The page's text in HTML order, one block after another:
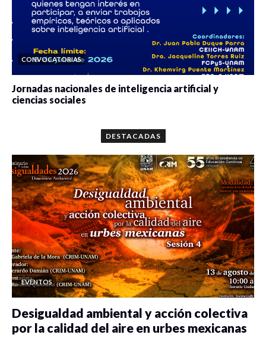
CONVOCATORIAS
Jornadas nacionales de inteligencia artificial y
ciencias sociales
DESTACADAS
EVENTOS
Desigualdad ambiental y acción colectiva
por la calidad del aire en urbes mexicanas